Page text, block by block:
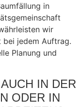
in
wir
bei jedem Auftrag.
Planung und
IN DER
ODER IN